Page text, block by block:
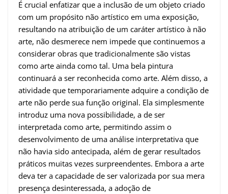
É crucial enfatizar que a inclusão de um objeto criado
com um propósito não artístico em uma exposição,
resultando na atribuição de um caráter artístico à não
arte, não desmerece nem impede que continuemos a
considerar obras que tradicionalmente são vistas
como arte ainda como tal. Uma bela pintura
continuará a ser reconhecida como arte. Além disso, a
atividade que temporariamente adquire a condição de
arte não perde sua função original. Ela simplesmente
introduz uma nova possibilidade, a de ser
interpretada como arte, permitindo assim o
desenvolvimento de uma análise interpretativa que
não havia sido antecipada, além de gerar resultados
práticos muitas vezes surpreendentes. Embora a arte
deva ter a capacidade de ser valorizada por sua mera
presença desinteressada, a adoção de